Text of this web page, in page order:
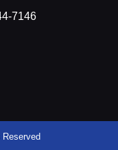
7146